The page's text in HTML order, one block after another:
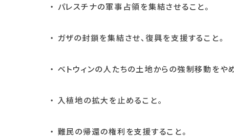
・ パレスチナの軍事占領を集結させること。
・ ガザの封鎖を集結させ、復興を支援すること。
・ ベトウィンの人たちの土地からの強制移動をや
・ 入植地の拡大を止めること。
・ 難民の帰還の権利を支援すること。